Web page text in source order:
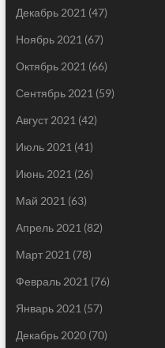
Декабрь 2021 (47)
Ноябрь 2021 (67)
Октябрь 2021 (66)
Сентябрь 2021 (59)
Август 2021 (42)
Июль 2021 (41)
Июнь 2021 (26)
Май 2021 (63)
Апрель 2021 (82)
Март 2021 (78)
Февраль 2021 (76)
Январь 2021 (57)
Декабрь 2020(70)